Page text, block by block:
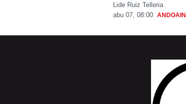
Lide Ruiz Telleria
abu 07, 08:00 ANDOAIN